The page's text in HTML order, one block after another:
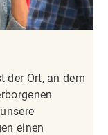
der Ort, an dem
einen